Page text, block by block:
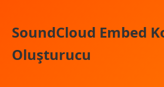
SoundCloud Embed
Oluşturucu